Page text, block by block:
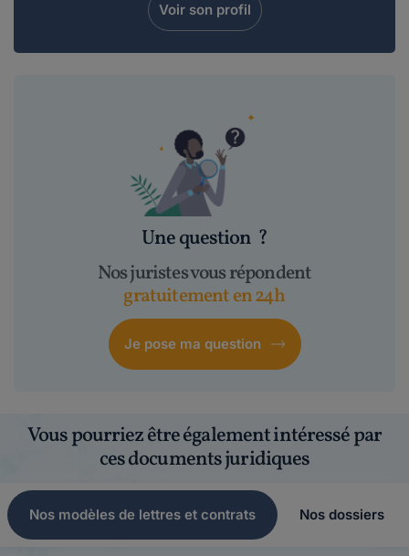
Voir son profil
Une question ?
Nos juristes vous répondent
gratuitement en 24h
Je pose ma question
Vous pourriez être également intéressé par
ces documents juridiques
Nos modèles de lettres et contrats Nos dossiers